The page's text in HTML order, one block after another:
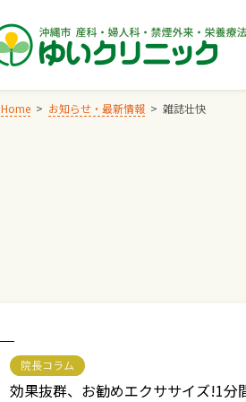
Home お知らせ・最新情報 雑誌壮快
院長コラム
効果抜群、お勧めエクササイズ!1分